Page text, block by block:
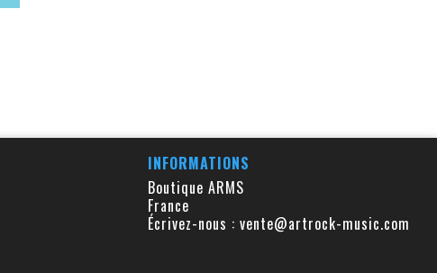
INFORMATIONS
Boutique ARMS
France
Écrivez-nous : vente@artrock-music.com